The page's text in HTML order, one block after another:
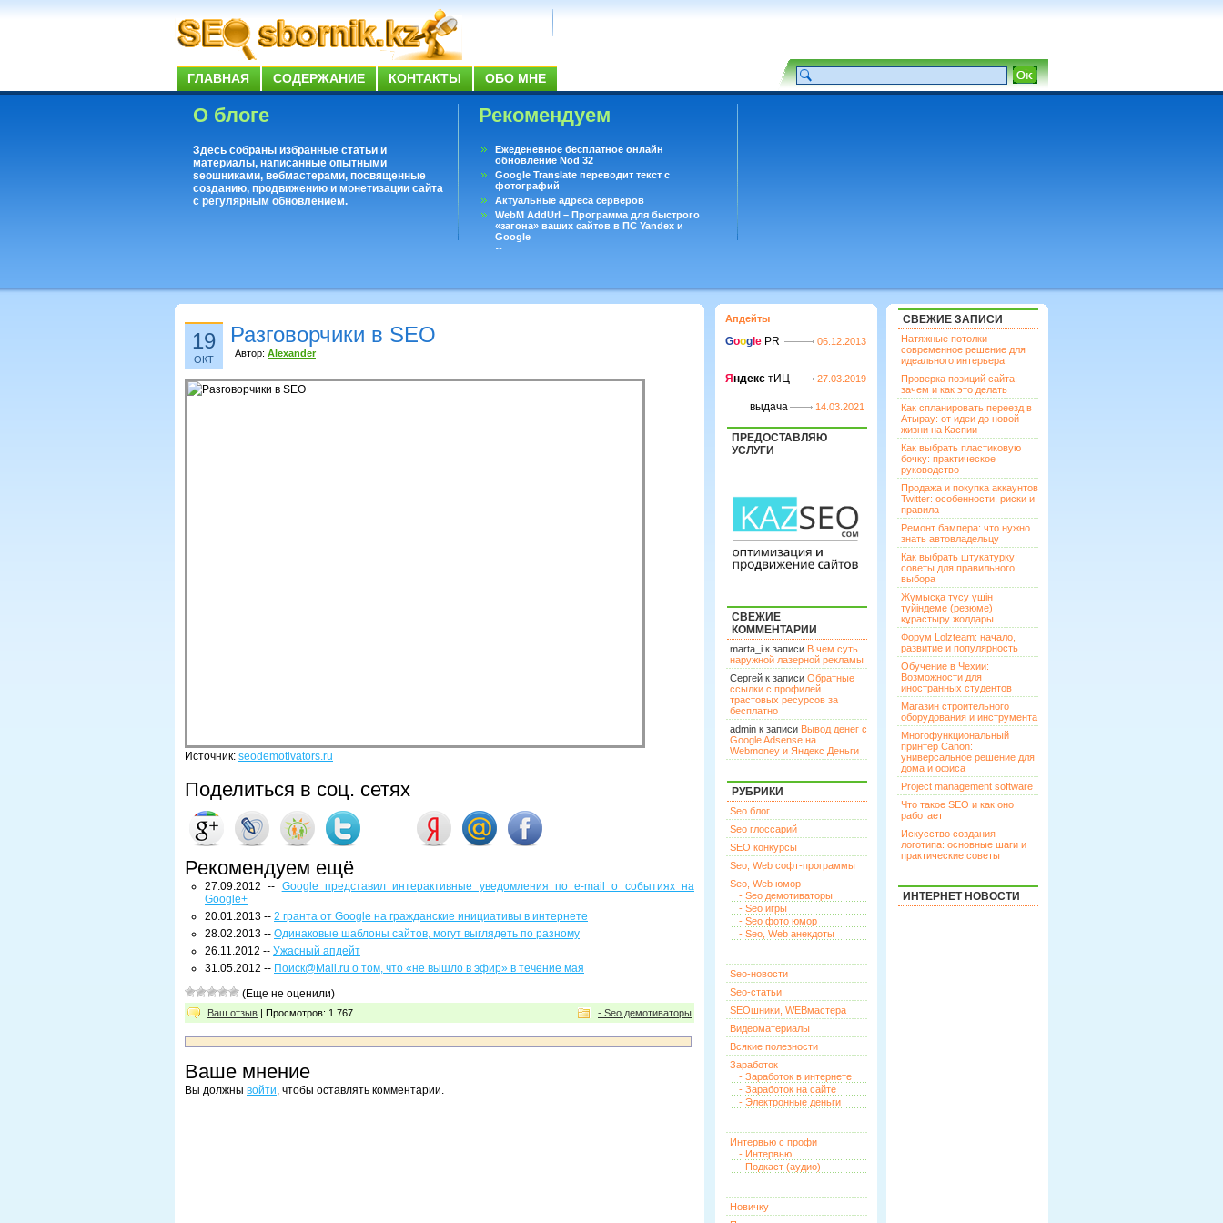
ГЛАВНАЯ СОДЕРЖАНИЕ КОНТАКТЫ ОБО МНЕ
О блоге
Здесь собраны избранные статьи и
материалы, написанные опытными
seoшниками, вебмастерами, посвященные
созданию, продвижению и монетизации сайта
с регулярным обновлением.
Рекомендуем
Ежеденевное бесплатное онлайн
обновление Nod 32
Google Translate переводит текст с
фотографий
Актуальные адреса серверов
WebM AddUrl – Программа для быстрого
«загона» ваших сайтов в ПС Yandex и
Google
Существует вопросы, на которые не может
19
ОКТ
Разговорчики в SEO
Автор: Alexander
Источник: seodemotivators.ru
Поделиться в соц. сетях
Рекомендуем ещё
27.09.2012 -- Google представил интерактивные уведомления по e-mail о событиях на
Google+
20.01.2013 -- 2 гранта от Google на гражданские инициативы в интернете
28.02.2013 -- Одинаковые шаблоны сайтов, могут выглядеть по разному
26.11.2012 -- Ужасный апдейт
31.05.2012 -- Поиск@Mail.ru о том, что «не вышло в эфир» в течение мая
(Еще не оценили)
Ваш отзыв | Просмотров: 1 767 - Seo демотиваторы
Ваше мнение
Вы должны войти, чтобы оставлять комментарии.
Апдейты
Goog le PR 06.12.2013
Я ндекс тИЦ 27.03.2019
выдача 14.03.2021
ПРЕДОСТАВЛЯЮ
УСЛУГИ
СВЕЖИЕ
КОММЕНТАРИИ
marta_i к записи В чем суть
наружной лазерной рекламы
Сергей к записи Обратные
ссылки с профилей
трастовых ресурсов за
бесплатно
admin к записи Вывод денег с
Google Adsense на
Webmoney и Яндекс Деньги
РУБРИКИ
Seo блог
Seo глоссарий
SEO конкурсы
Seo, Web софт-программы
Seo, Web юмор
- Seo демотиваторы
- Seo игры
- Seo фото юмор
- Seo, Web анекдоты
Seo-новости
Seo-статьи
SEOшники, WEBмастера
Видеоматериалы
Всякие полезности
Заработок
- Заработок в интернете
- Заработок на сайте
- Электронные деньги
Интервью с профи
- Интервью
- Подкаст (аудио)
Новичку
СВЕЖИЕ ЗАПИСИ
Натяжные потолки —
современное решение для
идеального интерьера
Проверка позиций сайта:
зачем и как это делать
Как спланировать переезд в
Атырау: от идеи до новой
жизни на Каспии
Как выбрать пластиковую
бочку: практическое
руководство
Продажа и покупка аккаунтов
Twitter: особенности, риски и
правила
Ремонт бампера: что нужно
знать автовладельцу
Как выбрать штукатурку:
советы для правильного
выбора
Жұмысқа түсу үшін
түйіндеме (резюме)
құрастыру жолдары
Форум Lolzteam: начало,
развитие и популярность
Обучение в Чехии:
Возможности для
иностранных студентов
Магазин строительного
оборудования и инструмента
Многофункциональный
принтер Canon:
универсальное решение для
дома и офиса
Project management software
Что такое SEO и как оно
работает
Искусство создания
логотипа: основные шаги и
практические советы
ИНТЕРНЕТ НОВОСТИ